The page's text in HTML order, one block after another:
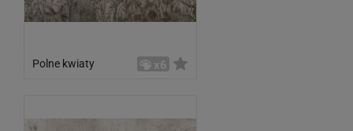
Polne kwiaty x6